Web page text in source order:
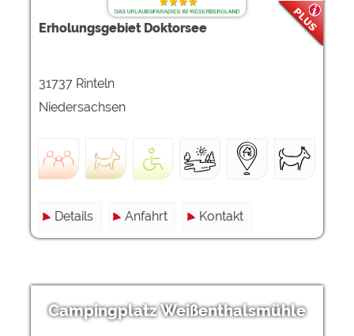
Erholungsgebiet Doktorsee
31737 Rinteln
Niedersachsen
Details Anfahrt Kontakt
Campingplatz Weißenthalsmühle